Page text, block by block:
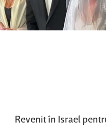
Revenit în Israel